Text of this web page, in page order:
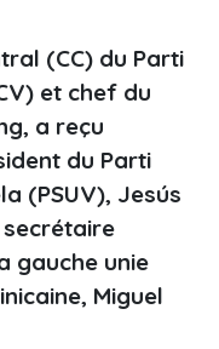
(CC) du Parti
et chef du
a reçu
du Parti
(PSUV), Jesús
gauche unie
Miguel